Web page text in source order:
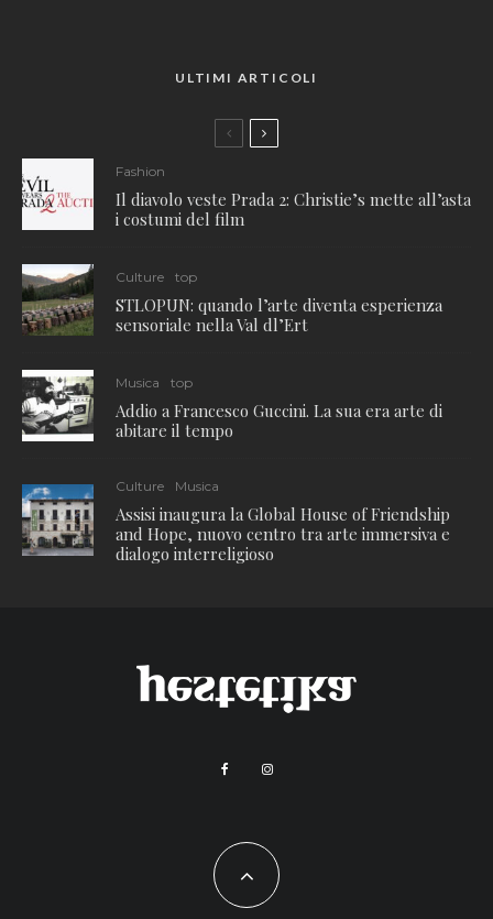
ULTIMI ARTICOLI
Fashion
Il diavolo veste Prada 2: Christie’s mette all’asta
i costumi del film
Culture top
STLOPUN: quando l’arte diventa esperienza
sensoriale nella Val dl’Ert
Musica top
Addio a Francesco Guccini. La sua era arte di
abitare il tempo
Culture Musica
Assisi inaugura la Global House of Friendship
and Hope, nuovo centro tra arte immersiva e
dialogo interreligioso